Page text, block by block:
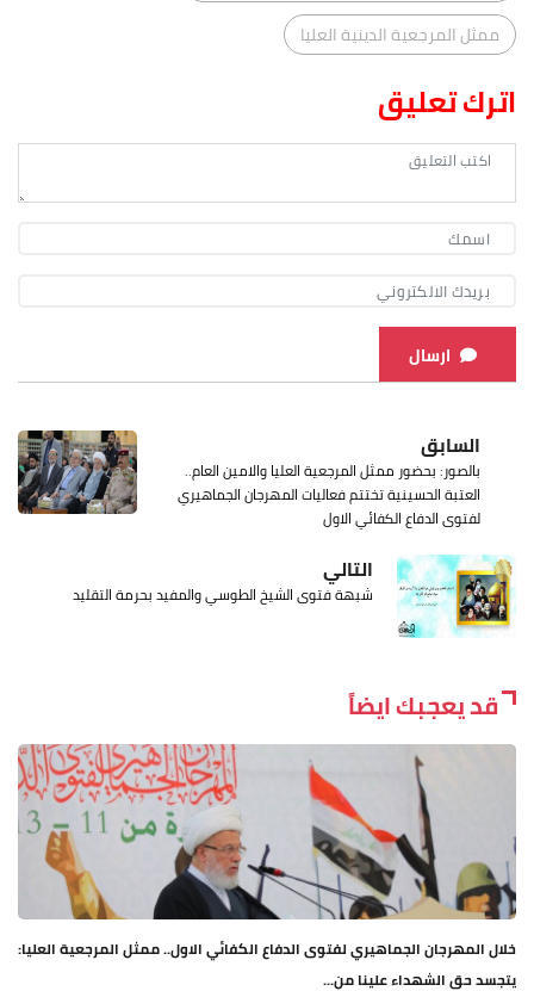
ممثل المرجعية الدينية العليا
اترك تعليق
ارسال
السابق
بالصور: بحضور ممثل المرجعية العليا والامين العام..
العتبة الحسينية تختتم فعاليات المهرجان الجماهيري
لفتوى الدفاع الكفائي الاول
التالي
شبهة فتوى الشيخ الطوسي والمفيد بحرمة التقليد
قد يعجبك ايضاً
خلال المهرجان الجماهيري لفتوى الدفاع الكفائي الاول.. ممثل المرجعية العليا:
يتجسد حق الشهداء علينا من...